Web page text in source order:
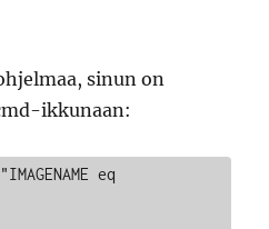
sinun on
ikkunaan:
eq